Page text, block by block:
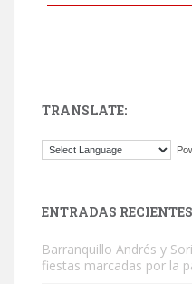
El ayuntamiento se va a llevar
Este gato macho ha aparecido
Leales.org » Gran Canaria |
TRANSLATE:
ENTRADAS RECIENTES
Barranquillo Andrés y
fiestas marcadas por la